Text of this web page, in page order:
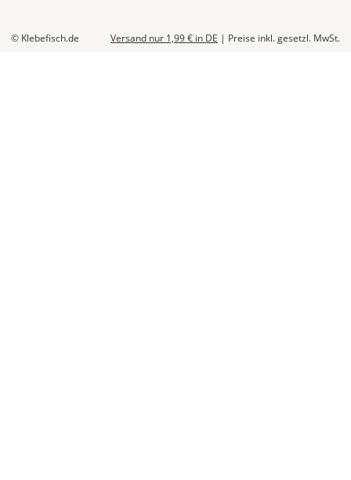
genauen
© Klebefisch.de Versand nur 1,99 € in DE | Preise inkl. gesetzl. MwSt.